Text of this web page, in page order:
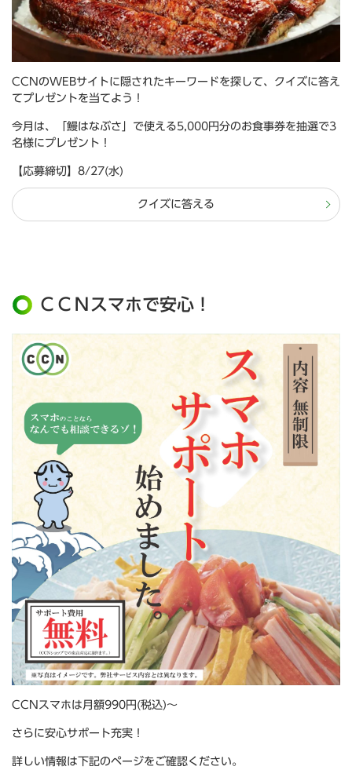
CCNのWEBサイトに隠されたキーワードを探して、クイズに答え
てプレゼントを当てよう！
今月は、「鰻はなぶさ」で使える5,000円分のお食事券を抽選で3
名様にプレゼント！
【応募締切】8/27(水)
クイズに答える
ＣＣＮスマホで安心！
CCNスマホは月額990円(税込)～
さらに安心サポート充実！
詳しい情報は下記のページをご確認ください。